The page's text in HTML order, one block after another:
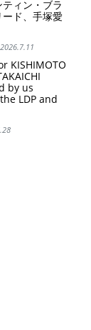
ィン・ブラ
ド、手塚愛
2026.7.11
KISHIMOTO
by us
LDP and